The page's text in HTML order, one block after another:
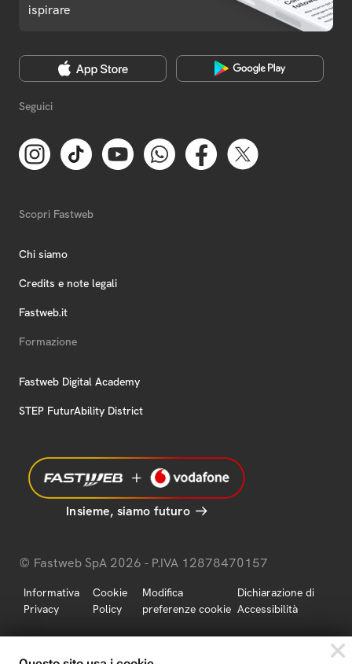
ispirare
Seguici
Scopri Fastweb
Chi siamo
Credits e note legali
Fastweb.it
Formazione
Fastweb Digital Academy
STEP FuturAbility District
Insieme, siamo futuro
© Fastweb SpA 2026 - P.IVA 12878470157
Informativa
Privacy
Cookie
Policy
Modifica
preferenze cookie
Dichiarazione di
Accessibilità